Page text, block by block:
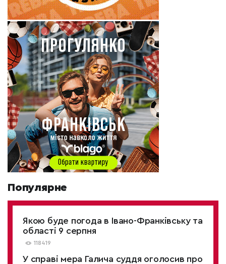
Популярне
Якою буде погода в Івано-Франківську та
області 9 серпня
118419
У справі мера Галича суддя оголосив про